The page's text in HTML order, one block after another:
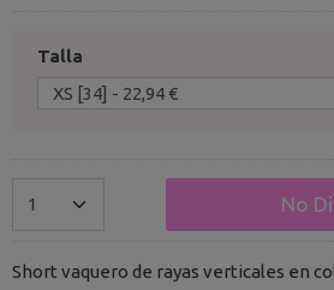
Talla
No
Short vaquero de rayas verticales en